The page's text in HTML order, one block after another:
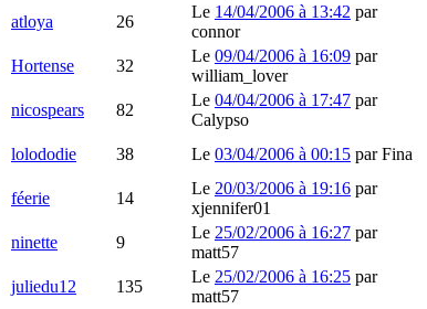
atloya 26
Le 14/04/2006 à 13:42 par
connor
Hortense 32
Le 09/04/2006 à 16:09 par
william_lover
nicospears 82
Le 04/04/2006 à 17:47 par
Calypso
lolododie 38 Le 03/04/2006 à 00:15 parFina
féerie 14
Le 20/03/2006 à 19:16 par
xjennifer01
ninette 9
Le 25/02/2006 à 16:27 par
matt57
juliedu12 135
Le 25/02/2006 à 16:25 par
matt57